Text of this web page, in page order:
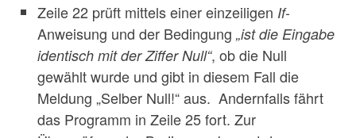
Zeile 22 prüft mittels einer einzeiligen If-
Anweisung und der Bedingung„ist die Eingabe
identisch mit der Ziffer Null“, ob die Null
gewählt wurde und gibt in diesem Fall die
Meldung „Selber Null!“ aus. Andernfalls fährt
das Programm in Zeile 25 fort. Zur